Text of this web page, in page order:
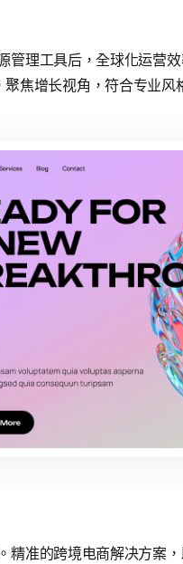
管理工具后，全球化运营
焦增长视角，符合专业风
精准的跨境电商解决方案